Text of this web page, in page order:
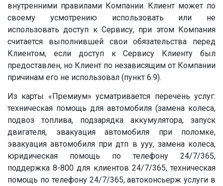
внутренними правилами Компании. Клиент может по
своему усмотрению использовать или не
использовать доступ к Сервису, при этом Компания
считается выполнившей свои обязательства перед
Клиентом, если доступ к Сервису Клиенту был
предоставлен, но Клиент по независящим от Компании
причинам его не использовал (пункт 6.9).
Из карты «Премиум» усматривается перечень услуг:
техническая помощь для автомобиля (замена колеса,
подвоз топлива, подзарядка аккумулятора, запуск
двигателя, эвакуация автомобиля при поломке,
эвакуация автомобиля при дтп в ууу, замена колеса,
юридическая помощь по телефону 24/7/365,
поддержка 8-800 для клиентов 24/7/365, техническая
помощь по телефону 24/7/365, автоконсьерж услуги в